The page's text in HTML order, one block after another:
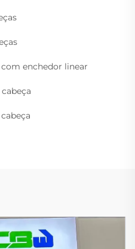
enchedor linear